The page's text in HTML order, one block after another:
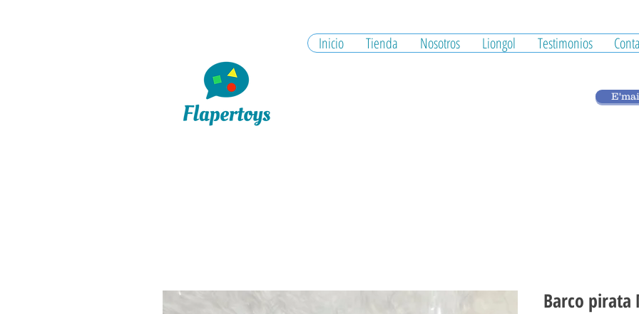
Inicio Tienda Nosotros Liongol Testimonios
Barco pirata